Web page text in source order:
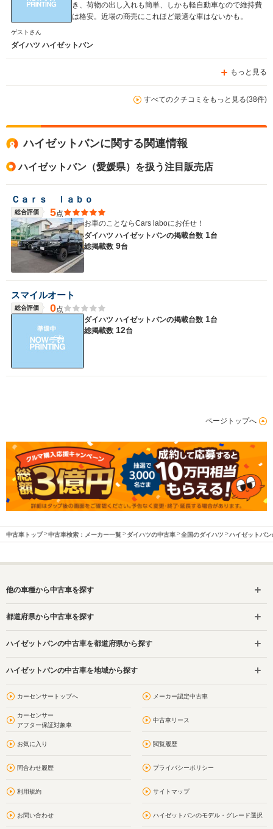
き、荷物の出し入れも簡単、しかも軽自動車なので維持費
は格安。近場の商売にこれほど最適な車はないかも。
ゲストさん
ダイハツ ハイゼットバン
もっと見る
すべてのクチコミをもっと見る(38件)
ハイゼットバンに関する関連情報
ハイゼットバン（愛媛県）を扱う注目販売店
Ｃａｒｓ ｌａｂｏ
総合評価 5点
お車のことならCars laboにお任せ！
ダイハツ ハイゼットバンの掲載台数 1台
総掲載数 9台
スマイルオート
総合評価 0点
ダイハツ ハイゼットバンの掲載台数 1台
総掲載数 12台
ページトップへ
中古車トップ 中古車検索：メーカー一覧 ダイハツの中古車 全国のダイハツ ハイゼットバ
他の車種から中古車を探す
都道府県から中古車を探す
ハイゼットバンの中古車を都道府県から探す
ハイゼットバンの中古車を地域から探す
カーセンサートップへ メーカー認定中古車
カーセンサー
アフター保証対象車
中古車リース
お気に入り 閲覧履歴
問合わせ履歴 プライバシーポリシー
利用規約 サイトマップ
お問い合わせ ハイゼットバンのモデル・グレード選択